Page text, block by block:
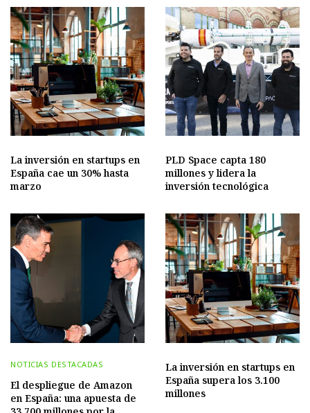
La inversión en startups en
España cae un 30% hasta
marzo
PLD Space capta 180
millones y lidera la
inversión tecnológica
NOTICIAS DESTACADAS
El despliegue de Amazon
en España: una apuesta de
La inversión en startups en
España supera los 3.100
millones